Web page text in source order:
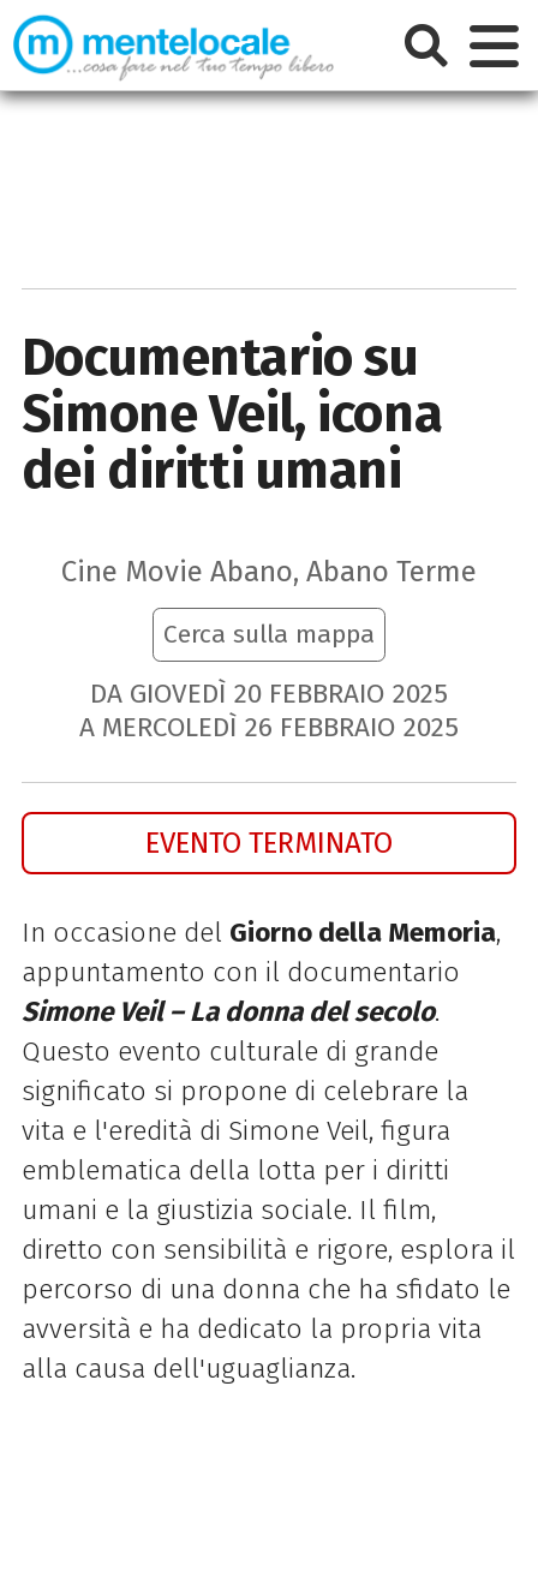
Documentario su
Simone Veil, icona
dei diritti umani
Cine Movie Abano, Abano Terme
Cerca sulla mappa
DA GIOVEDÌ 20 FEBBRAIO 2025
A MERCOLEDÌ 26 FEBBRAIO 2025
EVENTO TERMINATO
In occasione del Giorno della Memoria,
appuntamento con il documentario
Simone Veil – La donna del secolo.
Questo evento culturale di grande
significato si propone di celebrare la
vita e l'eredità di Simone Veil, figura
emblematica della lotta per i diritti
umani e la giustizia sociale. Il film,
diretto con sensibilità e rigore, esplora il
percorso di una donna che ha sfidato le
avversità e ha dedicato la propria vita
alla causa dell'uguaglianza.